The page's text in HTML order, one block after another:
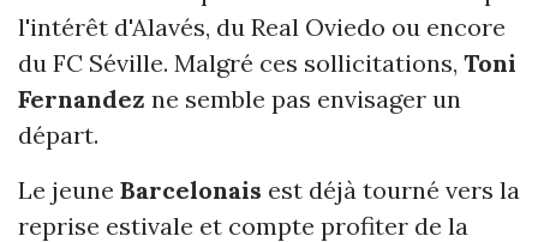
l'intérêt d'Alavés, du Real Oviedo ou encore
du FC Séville. Malgré ces sollicitations, Toni
Fernandez ne semble pas envisager un
départ.
Le jeune Barcelonais est déjà tourné vers la
reprise estivale et compte profiter de la